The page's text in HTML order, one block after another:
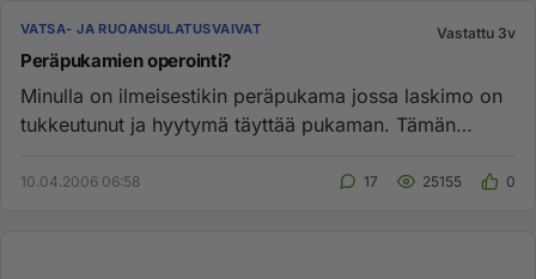
VATSA- JA RUOANSULATUSVAIVAT Vastattu 3v
Peräpukamien operointi?
Minulla on ilmeisestikin peräpukama jossa laskimo on
tukkeutunut ja hyytymä täyttää pukaman. Tämän
10.04.2006 06:58 17 25155 0